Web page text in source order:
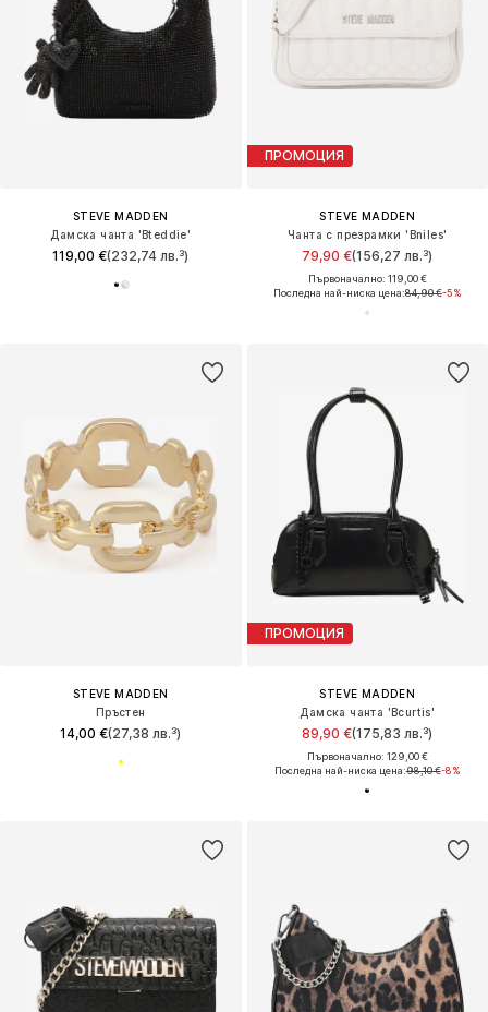
STEVE MADDEN
Дамска чанта 'Bteddie'
119,00 €(232,74 лв.³)
ПРОМОЦИЯ
STEVE MADDEN
Чанта с презрамки 'Bniles'
79,90 €(156,27 лв.³)
Първоначално: 119,00 €
Последна най-ниска цена:84,90 €-5%
STEVE MADDEN
Пръстен
14,00 €(27,38 лв.³)
ПРОМОЦИЯ
STEVE MADDEN
Дамска чанта 'Bcurtis'
89,90 €(175,83 лв.³)
Първоначално: 129,00 €
Последна най-ниска цена:98,10 €-8%